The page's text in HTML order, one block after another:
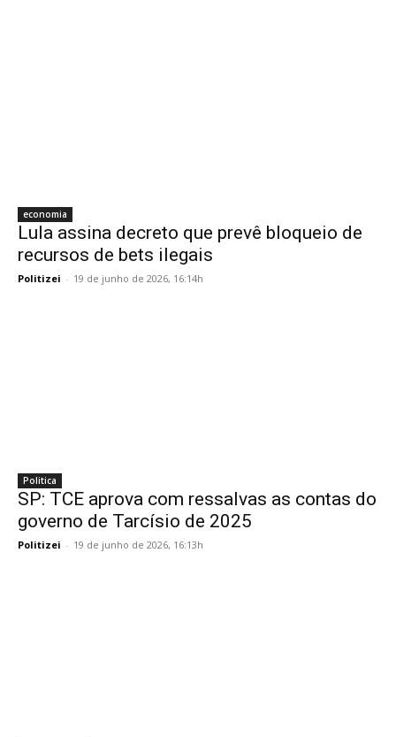
economia
Lula assina decreto que prevê bloqueio de
recursos de bets ilegais
Politizei - 19 de junho de 2026, 16:14h
Politica
SP: TCE aprova com ressalvas as contas do
governo de Tarcísio de 2025
Politizei - 19 de junho de 2026, 16:13h